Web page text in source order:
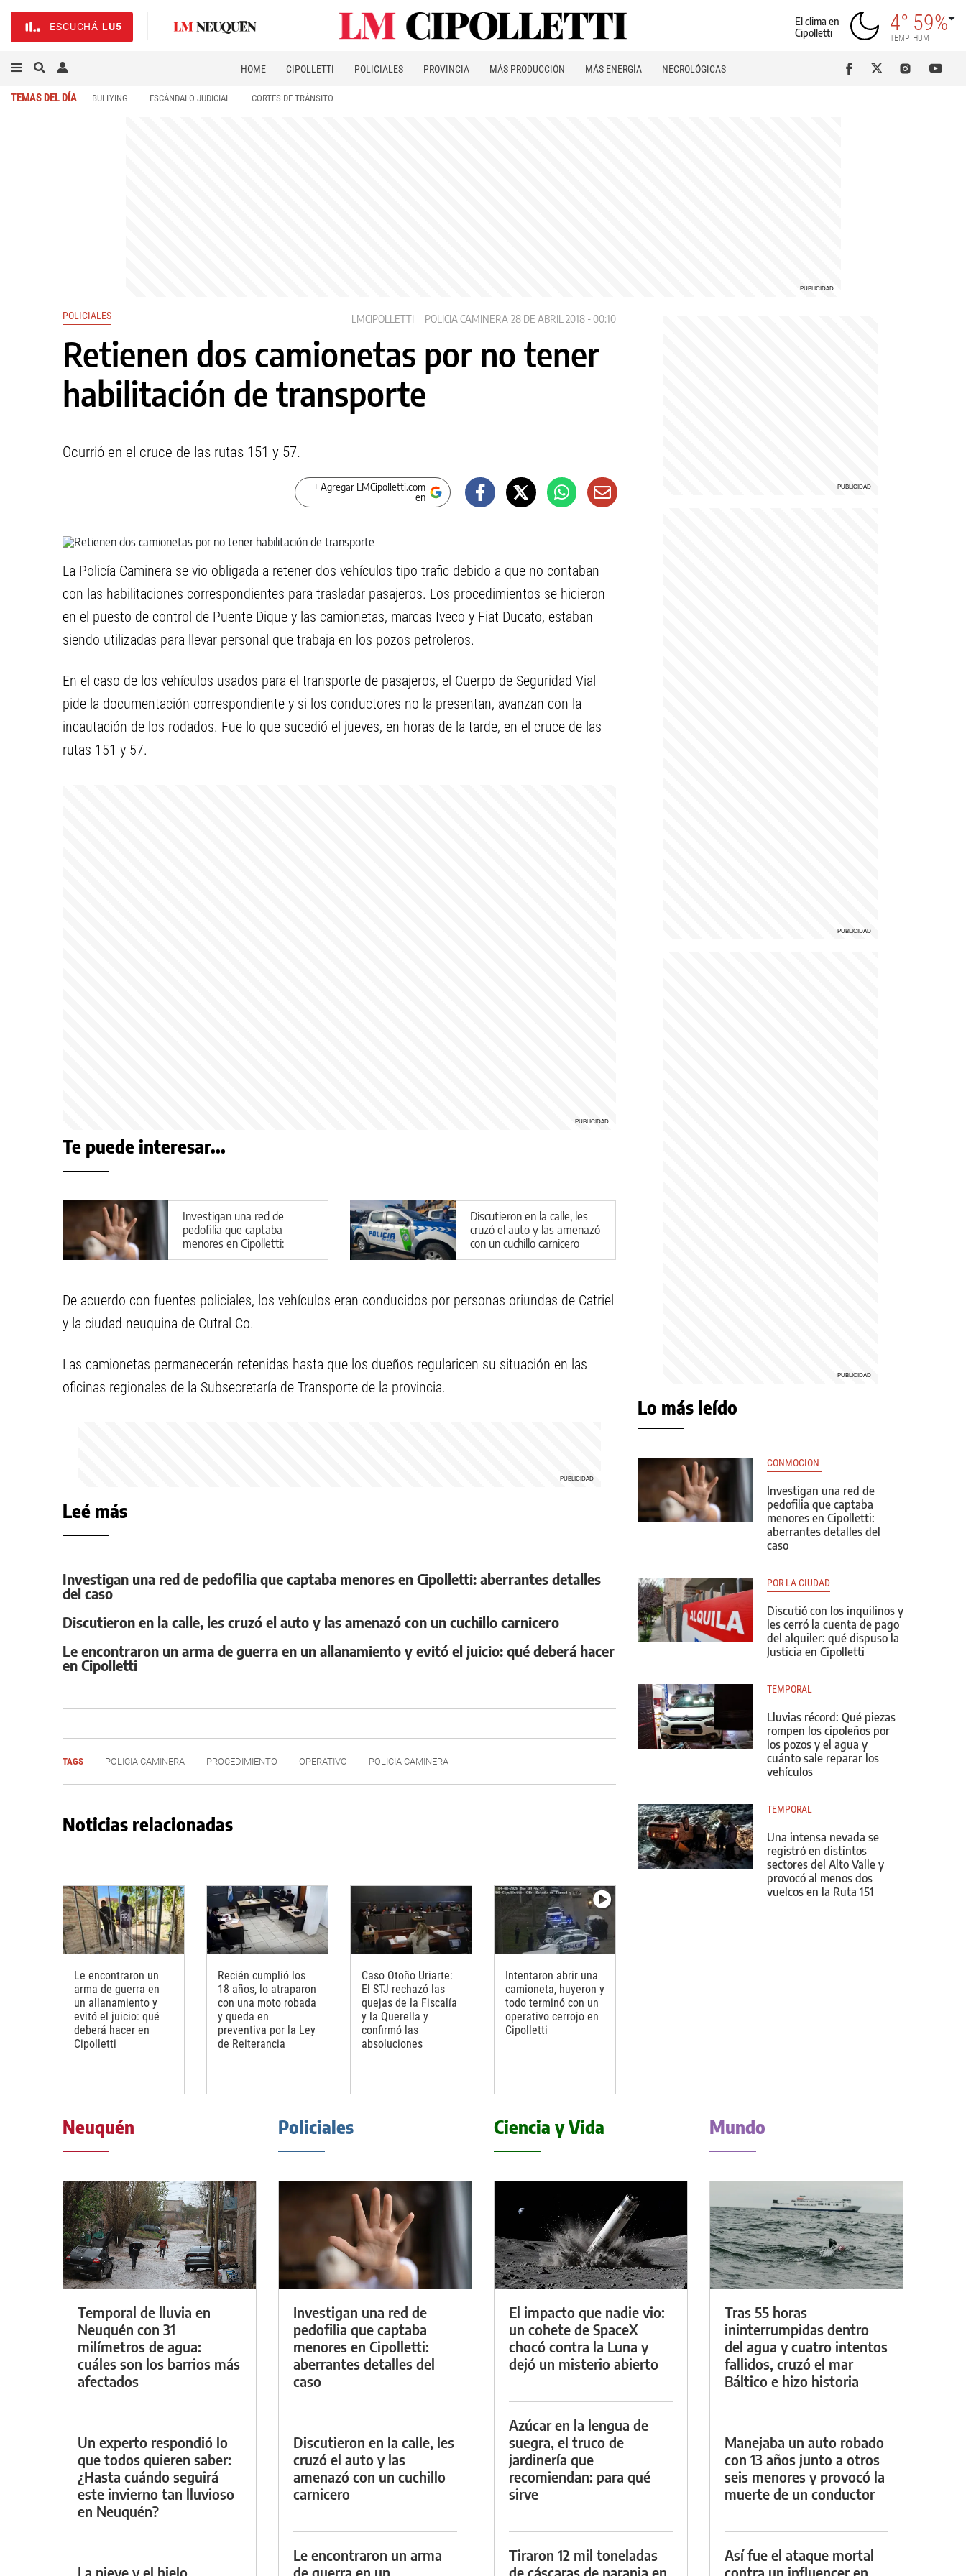
ESCUCHÁ LU5
El clima en
Cipolletti
4°
TEMP
59%
HUM
HOME CIPOLLETTI POLICIALES PROVINCIA MÁS PRODUCCIÓN MÁS ENERGÍA NECROLÓGICAS
TEMAS DEL DÍA BULLYING ESCÁNDALO JUDICIAL CORTES DE TRÁNSITO
POLICIALES LMCIPOLLETTI POLICIA CAMINERA 28 DE ABRIL 2018 - 00:10
Retienen dos camionetas por no tener
habilitación de transporte
Ocurrió en el cruce de las rutas 151 y 57.
+ Agregar LMCipolletti.com
en
La Policía Caminera se vio obligada a retener dos vehículos tipo trafic debido a que no contaban
con las habilitaciones correspondientes para trasladar pasajeros. Los procedimientos se hicieron
en el puesto de control de Puente Dique y las camionetas, marcas Iveco y Fiat Ducato, estaban
siendo utilizadas para llevar personal que trabaja en los pozos petroleros.
En el caso de los vehículos usados para el transporte de pasajeros, el Cuerpo de Seguridad Vial
pide la documentación correspondiente y si los conductores no la presentan, avanzan con la
incautación de los rodados. Fue lo que sucedió el jueves, en horas de la tarde, en el cruce de las
rutas 151 y 57.
Te puede interesar...
Investigan una red de
pedofilia que captaba
menores en Cipolletti:
aberrantes detalles del caso
Discutieron en la calle, les
cruzó el auto y las amenazó
con un cuchillo carnicero
De acuerdo con fuentes policiales, los vehículos eran conducidos por personas oriundas de Catriel
y la ciudad neuquina de Cutral Co.
Las camionetas permanecerán retenidas hasta que los dueños regularicen su situación en las
oficinas regionales de la Subsecretaría de Transporte de la provincia.
Leé más
Investigan una red de pedofilia que captaba menores en Cipolletti: aberrantes detalles
del caso
Discutieron en la calle, les cruzó el auto y las amenazó con un cuchillo carnicero
Le encontraron un arma de guerra en un allanamiento y evitó el juicio: qué deberá hacer
en Cipolletti
TAGS POLICIA CAMINERA PROCEDIMIENTO OPERATIVO POLICIA CAMINERA
Noticias relacionadas
Le encontraron un
arma de guerra en
un allanamiento y
evitó el juicio: qué
deberá hacer en
Cipolletti
Recién cumplió los
18 años, lo atraparon
con una moto robada
y queda en
preventiva por la Ley
de Reiterancia
Caso Otoño Uriarte:
El STJ rechazó las
quejas de la Fiscalía
y la Querella y
confirmó las
absoluciones
Intentaron abrir una
camioneta, huyeron y
todo terminó con un
operativo cerrojo en
Cipolletti
Lo más leído
CONMOCIÓN
Investigan una red de
pedofilia que captaba
menores en Cipolletti:
aberrantes detalles del
caso
POR LA CIUDAD
Discutió con los inquilinos y
les cerró la cuenta de pago
del alquiler: qué dispuso la
Justicia en Cipolletti
TEMPORAL
Lluvias récord: Qué piezas
rompen los cipoleños por
los pozos y el agua y
cuánto sale reparar los
vehículos
TEMPORAL
Una intensa nevada se
registró en distintos
sectores del Alto Valle y
provocó al menos dos
vuelcos en la Ruta 151
Neuquén
Temporal de lluvia en
Neuquén con 31
milímetros de agua:
cuáles son los barrios más
afectados
Un experto respondió lo
que todos quieren saber:
¿Hasta cuándo seguirá
este invierno tan lluvioso
en Neuquén?
La nieve y el hielo
Policiales
Investigan una red de
pedofilia que captaba
menores en Cipolletti:
aberrantes detalles del
caso
Discutieron en la calle, les
cruzó el auto y las
amenazó con un cuchillo
carnicero
Le encontraron un arma
de guerra en un
Ciencia y Vida
El impacto que nadie vio:
un cohete de SpaceX
chocó contra la Luna y
dejó un misterio abierto
Azúcar en la lengua de
suegra, el truco de
jardinería que
recomiendan: para qué
sirve
Tiraron 12 mil toneladas
de cáscaras de naranja en
Mundo
Tras 55 horas
ininterrumpidas dentro
del agua y cuatro intentos
fallidos, cruzó el mar
Báltico e hizo historia
Manejaba un auto robado
con 13 años junto a otros
seis menores y provocó la
muerte de un conductor
Así fue el ataque mortal
contra un influencer en